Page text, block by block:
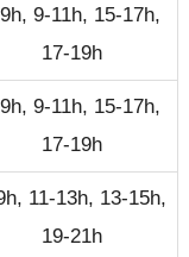
9-11h, 15-17h,
17-19h
9-11h, 15-17h,
17-19h
11-13h, 13-15h,
19-21h